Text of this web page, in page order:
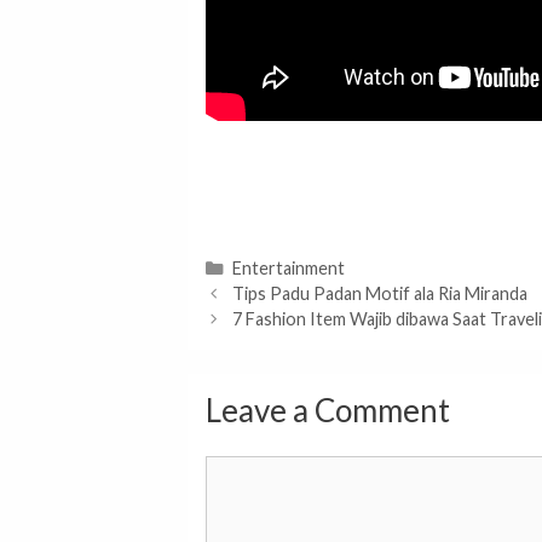
Categories
Entertainment
Tips Padu Padan Motif ala Ria Miranda
7 Fashion Item Wajib dibawa Saat
Leave a Comment